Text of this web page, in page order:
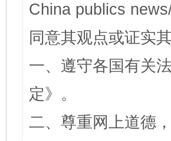
China publics
同意其观点或证实
一、遵守各国有关
定》。
二、尊重网上道德